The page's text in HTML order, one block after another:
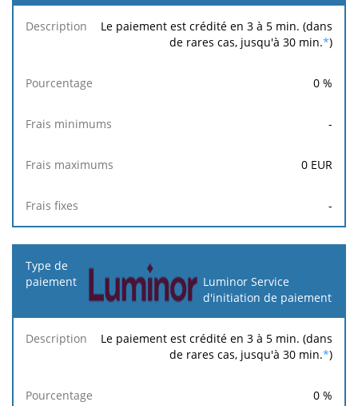
Le paiement est crédité en 3 à 5 min. (dans
de rares cas, jusqu'à 30 min.*)
0 %
-
0 EUR
-
Luminor Service
d'initiation de paiement
Le paiement est crédité en 3 à 5 min. (dans
de rares cas, jusqu'à 30 min.*)
0 %